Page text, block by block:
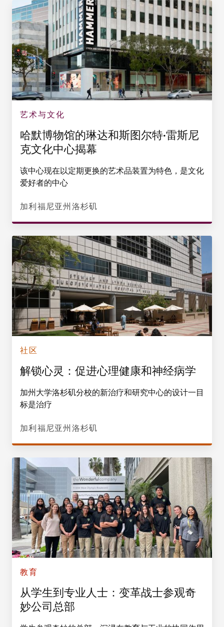
艺术与文化
哈默博物馆的琳达和斯图尔特·雷斯尼
克文化中心揭幕
该中心现在以定期更换的艺术品装置为特色，是文化
爱好者的中心
加利福尼亚州洛杉矶
社区
解锁心灵：促进心理健康和神经病学
加州大学洛杉矶分校的新治疗和研究中心的设计一目
标是治疗
加利福尼亚州洛杉矶
教育
从学生到专业人士：变革战士参观奇
妙公司总部